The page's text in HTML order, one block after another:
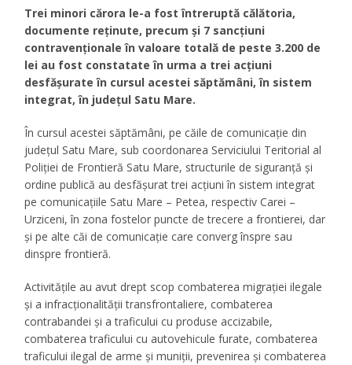
Trei minori cărora le-a fost întreruptă călătoria,
documente reținute, precum și 7 sancțiuni
contravenționale în valoare totală de peste 3.200 de
lei au fost constatate în urma a trei acțiuni
desfășurate în cursul acestei săptămâni, în sistem
integrat, în județul Satu Mare.
În cursul acestei săptămâni, pe căile de comunicație din
județul Satu Mare, sub coordonarea Serviciului Teritorial al
Poliției de Frontieră Satu Mare, structurile de siguranță și
ordine publică au desfășurat trei acțiuni în sistem integrat
pe comunicațiile Satu Mare – Petea, respectiv Carei –
Urziceni, în zona fostelor puncte de trecere a frontierei, dar
și pe alte căi de comunicație care converg înspre sau
dinspre frontieră.
Activitățile au avut drept scop combaterea migrației ilegale
și a infracționalității transfrontaliere, combaterea
contrabandei și a traficului cu produse accizabile,
combaterea traficului cu autovehicule furate, combaterea
traficului ilegal de arme și muniții, prevenirea și combaterea